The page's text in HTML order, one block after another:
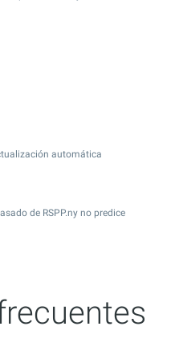
automática
de RSPP.ny no predice